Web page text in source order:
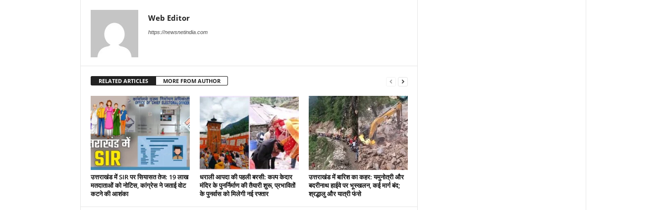
Web Editor
https://newsnetindia.com
RELATED ARTICLES MORE FROM AUTHOR
उत्तराखंड में SIR पर सियासत तेज: 19 लाख
मतदाताओं को नोटिस, कांग्रेस ने जताई वोट
कटने की आशंका
धराली आपदा की पहली बरसी: कल्प केदार
मंदिर के पुनर्निर्माण की तैयारी शुरू, प्रभावितों
के पुनर्वास को मिलेगी नई रफ्तार
उत्तराखंड में बारिश का कहर: यमुनोत्री और
बदरीनाथ हाईवे पर भूस्खलन, कई मार्ग बंद;
श्रद्धालु और यात्री फंसे